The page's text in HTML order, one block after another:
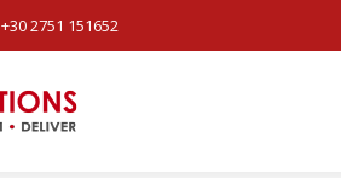
+30 2751 151652